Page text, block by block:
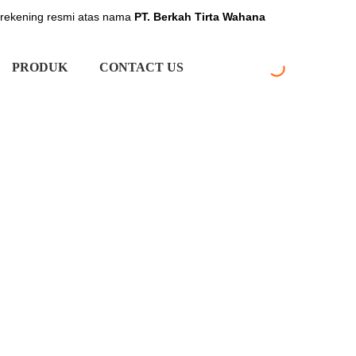
resmi atas nama PT. Berkah Tirta Wahana
PRODUK CONTACT US